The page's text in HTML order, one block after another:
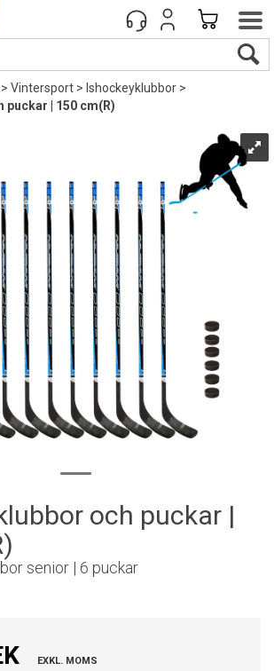
Vintersport> Ishockeyklubbor>
puckar | 150 cm(R)
och puckar |
senior | 6 puckar
EXKL. MOMS